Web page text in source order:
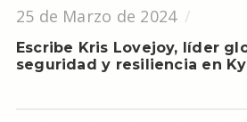
25 de Marzo de 2024
Escribe Kris Lovejoy, líder
seguridad y resiliencia en